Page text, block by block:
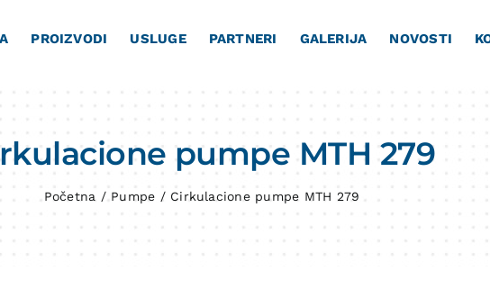
PROIZVODI USLUGE PARTNERI GALERIJA NOVOSTI
pumpe MTH 279
Početna / Pumpe / Cirkulacione pumpe MTH 279